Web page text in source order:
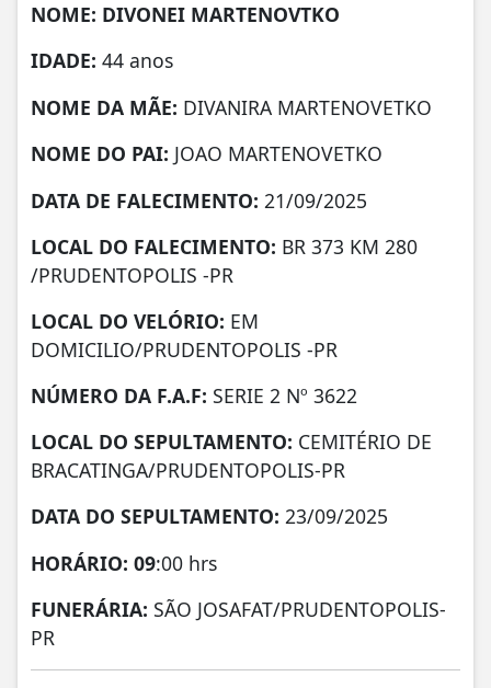
NOME: DIVONEI MARTENOVTKO
IDADE: 44 anos
NOME DA MÃE: DIVANIRA MARTENOVETKO
NOME DO PAI: JOAO MARTENOVETKO
DATA DE FALECIMENTO: 21/09/2025
LOCAL DO FALECIMENTO: BR 373 KM 280
/PRUDENTOPOLIS -PR
LOCAL DO VELÓRIO: EM
DOMICILIO/PRUDENTOPOLIS -PR
NÚMERO DA F.A.F: SERIE 2 Nº 3622
LOCAL DO SEPULTAMENTO: CEMITÉRIO DE
BRACATINGA/PRUDENTOPOLIS-PR
DATA DO SEPULTAMENTO: 23/09/2025
HORÁRIO: 09:00 hrs
FUNERÁRIA: SÃO JOSAFAT/PRUDENTOPOLIS-
PR